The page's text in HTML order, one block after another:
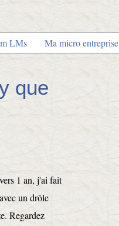
LMs Ma micro entreprise
que
1 an, j'ai fait
un drôle
Regardez